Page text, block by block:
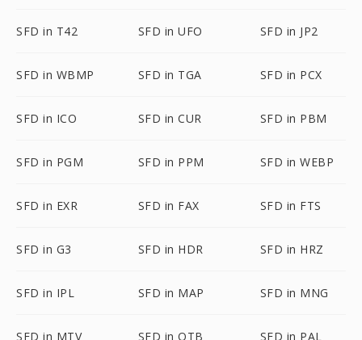
SFD in T42 SFD in UFO SFD in JP2
SFD in WBMP SFD in TGA SFD in PCX
SFD in ICO SFD in CUR SFD in PBM
SFD in PGM SFD in PPM SFD in WEBP
SFD in EXR SFD in FAX SFD in FTS
SFD in G3 SFD in HDR SFD in HRZ
SFD in IPL SFD in MAP SFD in MNG
SFD in MTV SFD in OTB SFD in PAL